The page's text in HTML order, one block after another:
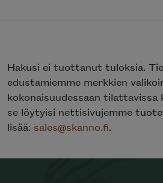
Hakusi ei tuottanut tuloksia.
edustamiemme merkkien
kokonaisuudessaan tilattavissa
se löytyisi nettisivujemme
lisää: sales@skanno.fi.